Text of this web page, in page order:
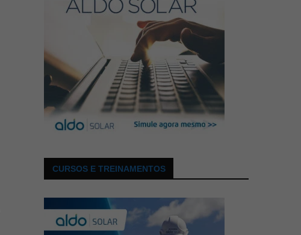
CURSOS E TREINAMENTOS